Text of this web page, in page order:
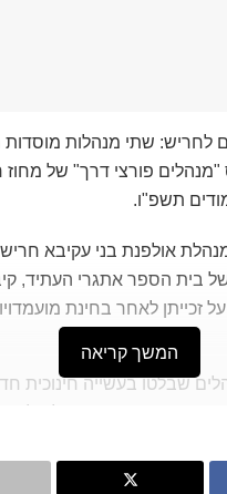
לחריש: שתי מנהלות מוסדות
"מנהלים פורצי דרך" של
תשפ"ו.
אולפנת בני עקיבא חריש,
בית הספר אתגרי העתיד,
זכייתן לאחר בחינת
שבלטו בעשייה חינוכית
במשרד החינוך, סיגל כהן,
המשך קריאה